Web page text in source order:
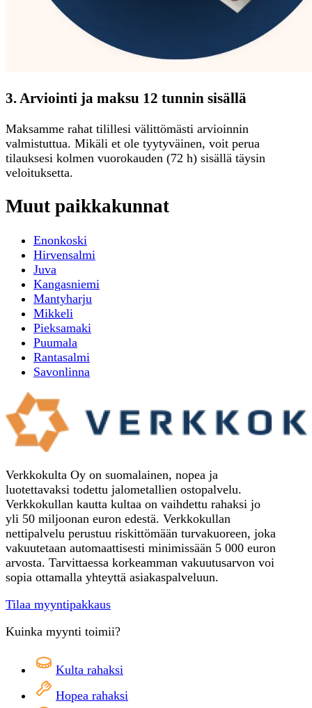
3. Arviointi ja maksu 12 tunnin sisällä
Maksamme rahat tilillesi välittömästi arvioinnin
valmistuttua. Mikäli et ole tyytyväinen, voit perua
tilauksesi kolmen vuorokauden (72 h) sisällä täysin
veloituksetta.
Muut paikkakunnat
Enonkoski
Hirvensalmi
Juva
Kangasniemi
Mantyharju
Mikkeli
Pieksamaki
Puumala
Rantasalmi
Savonlinna
Verkkokulta Oy on suomalainen, nopea ja
luotettavaksi todettu jalometallien ostopalvelu.
Verkkokullan kautta kultaa on vaihdettu rahaksi jo
yli 50 miljoonan euron edestä. Verkkokullan
nettipalvelu perustuu riskittömään turvakuoreen, joka
vakuutetaan automaattisesti minimissään 5 000 euron
arvosta. Tarvittaessa korkeamman vakuutusarvon voi
sopia ottamalla yhteyttä asiakaspalveluun.
Tilaa myyntipakkaus
Kuinka myynti toimii?
Kulta rahaksi
Hopea rahaksi